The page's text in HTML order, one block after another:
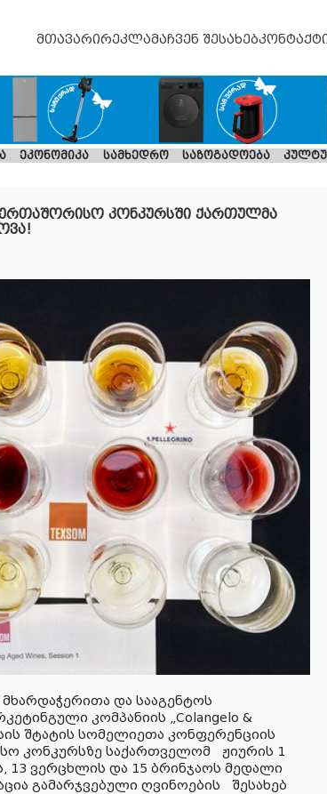
მთავარირეკლამაჩვენ შესახებ
ეკონომიკა სამხედრო საზოგადოება
კონკურსში ქართულმა
და სააგენტოს
კომპანიის „Colangelo &
შტატის სომელიეთა კონფერენციის
კონკურსზე საქართველომ ჟიურის 1
ვერცხლის და 15 ბრინჯაოს მედალი
გამარჯვებული ღვინოების შესახებ